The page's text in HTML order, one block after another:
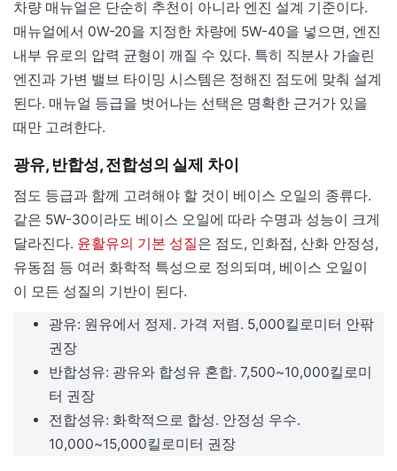
차량 매뉴얼은 단순히 추천이 아니라 엔진 설계 기준이다.
매뉴얼에서 0W-20을 지정한 차량에 5W-40을 넣으면, 엔진
내부 유로의 압력 균형이 깨질 수 있다. 특히 직분사 가솔린
엔진과 가변 밸브 타이밍 시스템은 정해진 점도에 맞춰 설계
된다. 매뉴얼 등급을 벗어나는 선택은 명확한 근거가 있을
때만 고려한다.
광유, 반합성, 전합성의 실제 차이
점도 등급과 함께 고려해야 할 것이 베이스 오일의 종류다.
같은 5W-30이라도 베이스 오일에 따라 수명과 성능이 크게
달라진다. 윤활유의 기본 성질은 점도, 인화점, 산화 안정성,
유동점 등 여러 화학적 특성으로 정의되며, 베이스 오일이
이 모든 성질의 기반이 된다.
광유: 원유에서 정제. 가격 저렴. 5,000킬로미터 안팎
권장
반합성유: 광유와 합성유 혼합. 7,500~10,000킬로미
터 권장
전합성유: 화학적으로 합성. 안정성 우수.
10,000~15,000킬로미터 권장